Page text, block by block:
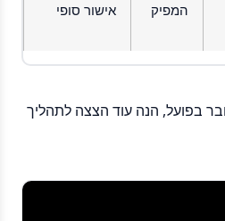
המפיק אישור סופי
בפועל, הנה עוד הצצה לתהליך